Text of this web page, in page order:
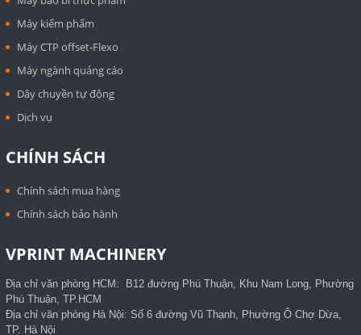
Máy kiểm phẩm
Máy CTP offset-Flexo
Máy ngành quảng cáo
Dây chuyền tự động
Dịch vụ
CHÍNH SÁCH
Chính sách mua hàng
Chính sách bảo hành
VPRINT MACHINERY
Địa chỉ văn phòng HCM: B12 đường Phú Thuận, Khu Nam Long, Phường
Phú Thuận, TP.HCM
Địa chỉ văn phòng Hà Nội: Số 6 đường Vũ Thạnh, Phường Ô Chợ Dừa,
TP. Hà Nội